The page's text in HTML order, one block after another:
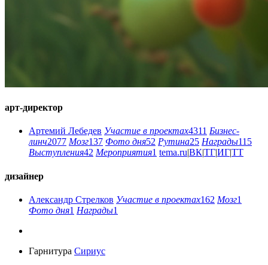
арт-директор
Артемий Лебедев Участие в проектах4311 Бизнес-
линч2077 Мозг137 Фото дня52 Рутина25 Награды115
Выступления42 Мероприятия1 tema.ru|ВК|ТГ|ИГ|ТТ
дизайнер
Александр Стрелков Участие в проектах162 Мозг1
Фото дня1 Награды1
Гарнитура Сириус